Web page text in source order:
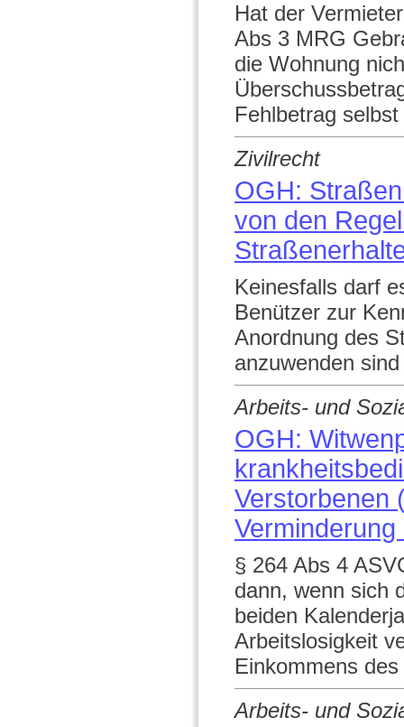
Hat der
Abs 3 MRG
die Wohnung
Fehlbetrag
Zivilrecht
OGH:
von den
Keinesfalls darf
Benützer zur
Anordnung des
anzuwenden sind
Arbeits- und
OGH:
Verstorbenen
§ 264 Abs 4
dann, wenn sich
beiden
Arbeitslosigkeit
Einkommens
Arbeits- und